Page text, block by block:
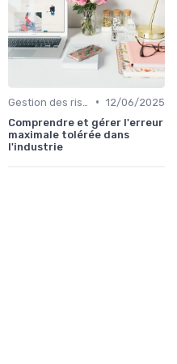
• 12/06/2025
Comprendre et gérer l'erreur
maximale tolérée dans
l'industrie